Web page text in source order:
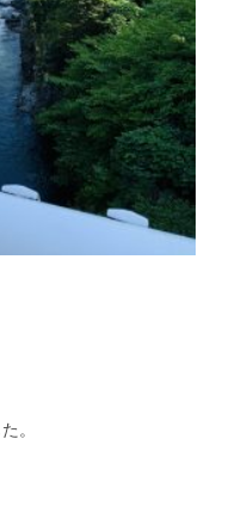
。